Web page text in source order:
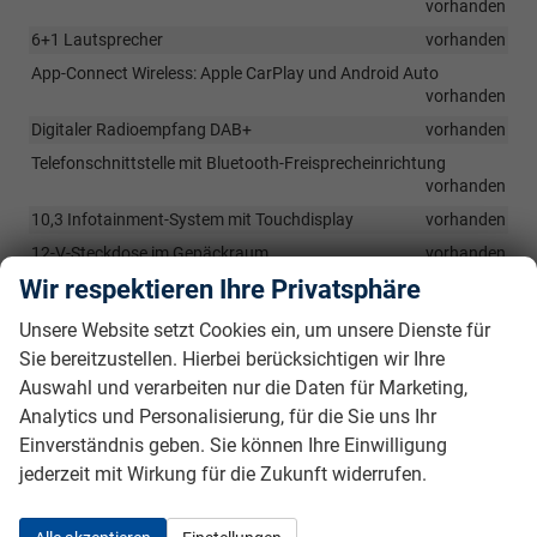
vorhanden
6+1 Lautsprecher
vorhanden
App-Connect Wireless: Apple CarPlay und Android Auto
vorhanden
Digitaler Radioempfang DAB+
vorhanden
Telefonschnittstelle mit Bluetooth-Freisprecheinrichtung
vorhanden
10,3 Infotainment-System mit Touchdisplay
vorhanden
12-V-Steckdose im Gepäckraum
vorhanden
Nichtraucherausführung: Ablagefach und 12-V-Steckdose vorn
Digital Cockpit Pro, mehrfarbig, verschiedene Info-Profile
wählbar
vorhanden
Induktive Ladefunktion für Smartphones
vorhanden
Sicherheit & Assistenz
Radfahrererkennung
Wir respektieren Ihre Privatsphäre
Unsere Website setzt Cookies ein, um unsere Dienste für
Sie bereitzustellen. Hierbei berücksichtigen wir Ihre
Auswahl und verarbeiten nur die Daten für Marketing,
Analytics und Personalisierung, für die Sie uns Ihr
Einverständnis geben. Sie können Ihre Einwilligung
jederzeit mit Wirkung für die Zukunft widerrufen.